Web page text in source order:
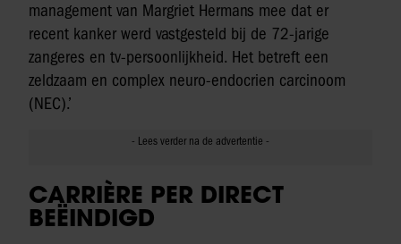
management van Margriet Hermans mee dat er
recent kanker werd vastgesteld bij de 72-jarige
zangeres en tv-persoonlijkheid. Het betreft een
zeldzaam en complex neuro-endocrien carcinoom
(NEC).’
CARRIÈRE PER DIRECT
BEËINDIGD